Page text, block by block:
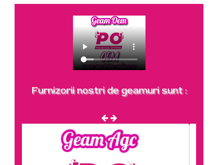
Furnizorii nostri de geamuri sunt :